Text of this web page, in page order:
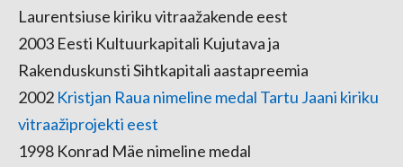
Laurentsiuse kiriku vitraažakende eest
2003 Eesti Kultuurkapitali Kujutava ja
Rakenduskunsti Sihtkapitali aastapreemia
2002 Kristjan Raua nimeline medal Tartu Jaani kiriku
vitraažiprojekti eest
1998 Konrad Mäe nimeline medal